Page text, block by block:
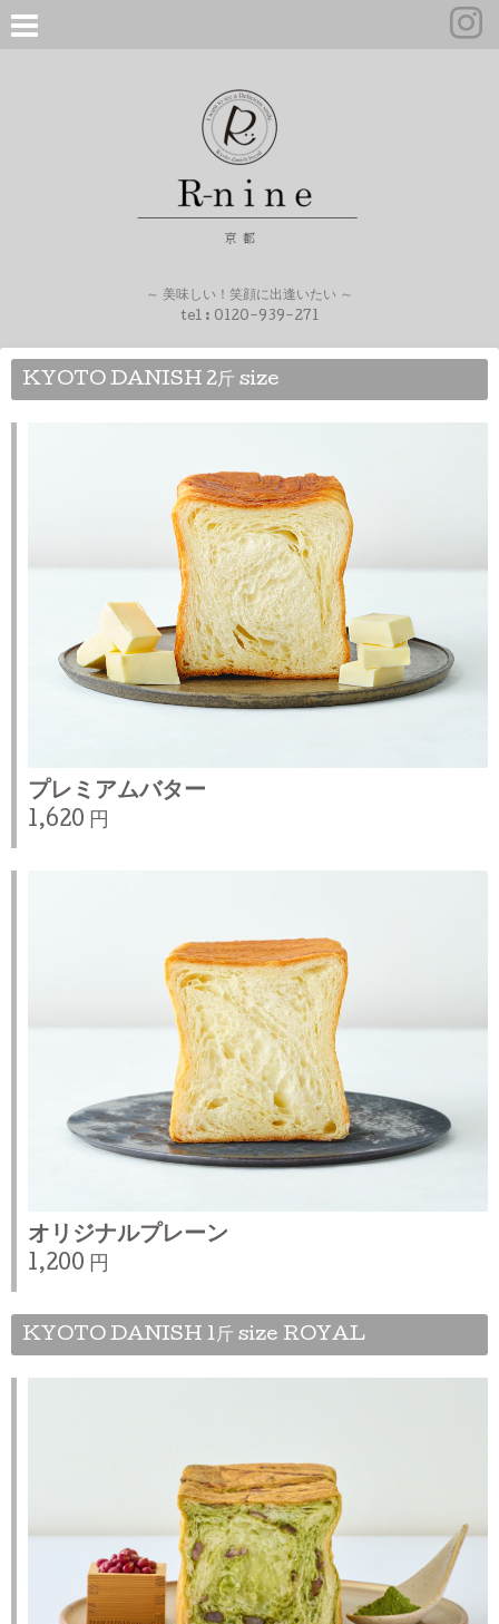
～ 美味しい！笑顔に出逢いたい ～
tel : 0120-939-271
KYOTO DANISH 2斤 size
プレミアムバター
1,620 円
オリジナルプレーン
1,200 円
KYOTO DANISH 1斤 size ROYAL